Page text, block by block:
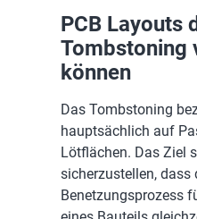
PCB Layouts
Tombstoning
können
Das Tombstoning
hauptsächlich auf
Lötflächen. Das Ziel
sicherzustellen, dass
Benetzungsprozess